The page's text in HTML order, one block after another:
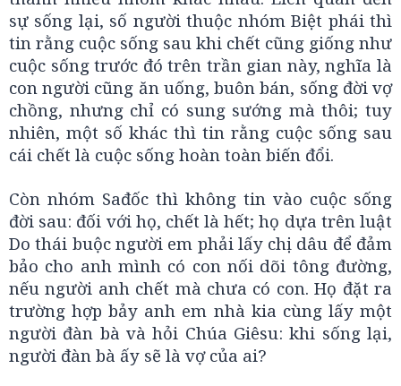
sự sống lại, số người thuộc nhóm Biệt phái thì
tin rằng cuộc sống sau khi chết cũng giống như
cuộc sống trước đó trên trần gian này, nghĩa là
con người cũng ăn uống, buôn bán, sống đời vợ
chồng, nhưng chỉ có sung sướng mà thôi; tuy
nhiên, một số khác thì tin rằng cuộc sống sau
cái chết là cuộc sống hoàn toàn biến đổi.
Còn nhóm Sađốc thì không tin vào cuộc sống
đời sau: đối với họ, chết là hết; họ dựa trên luật
Do thái buộc người em phải lấy chị dâu để đảm
bảo cho anh mình có con nối dõi tông đường,
nếu người anh chết mà chưa có con. Họ đặt ra
trường hợp bảy anh em nhà kia cùng lấy một
người đàn bà và hỏi Chúa Giêsu: khi sống lại,
người đàn bà ấy sẽ là vợ của ai?